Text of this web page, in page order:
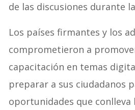
de las discusiones durante
Los países firmantes y los
comprometieron a
capacitación en temas
preparar a sus ciudadanos
oportunidades que conlleva